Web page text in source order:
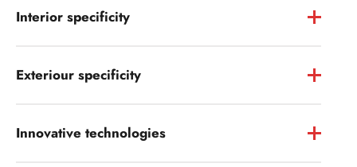
Interior specificity
Exteriour specificity
Innovative technologies